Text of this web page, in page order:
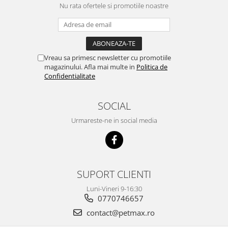
Nu rata ofertele si promotiile noastre
Vreau sa primesc newsletter cu promotiile
magazinului. Afla mai multe in Politica de
Confidentialitate
SOCIAL
Urmareste-ne in social media
SUPORT CLIENTI
Luni-Vineri 9-16:30
0770746657
contact@petmax.ro